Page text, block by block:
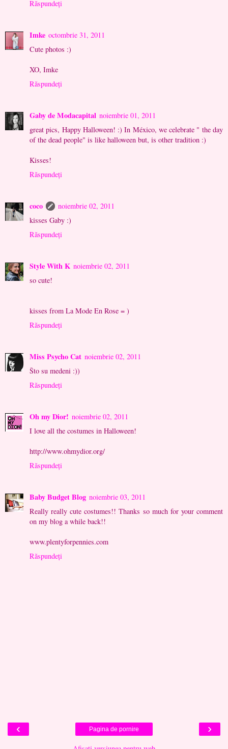
Răspundeți
Imke octombrie 31, 2011
Cute photos :)
XO, Imke
Răspundeți
Gaby de Modacapital noiembrie 01, 2011
great pics, Happy Halloween! :) In México, we celebrate " the day
of the dead people" is like halloween but, is other tradition :)
Kisses!
Răspundeți
coco
noiembrie 02, 2011
kisses Gaby :)
Răspundeți
Style With K noiembrie 02, 2011
so cute!
kisses from La Mode En Rose = )
Răspundeți
Miss Psycho Cat noiembrie 02, 2011
Što su medeni :))
Răspundeți
Oh my Dior! noiembrie 02, 2011
I love all the costumes in Halloween!
http://www.ohmydior.org/
Răspundeți
Baby Budget Blog noiembrie 03, 2011
Really really cute costumes!! Thanks so much for your comment
on my blog a while back!!
www.plentyforpennies.com
Răspundeți
‹ ›
Pagina de pornire